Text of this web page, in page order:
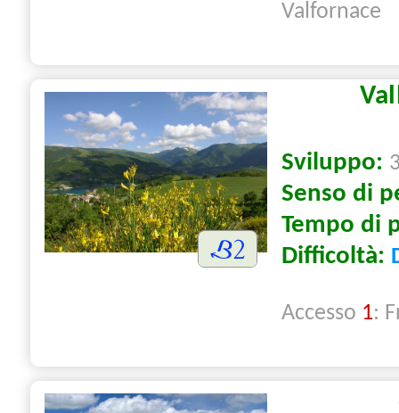
Valfornace
Sviluppo:
Senso di
Tempo di
Difficoltà:
Accesso 1: